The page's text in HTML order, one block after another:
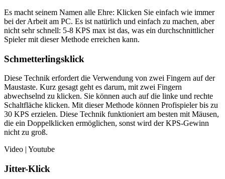
Es macht seinem Namen alle Ehre: Klicken Sie einfach wie immer
bei der Arbeit am PC. Es ist natürlich und einfach zu machen, aber
nicht sehr schnell: 5-8 KPS max ist das, was ein durchschnittlicher
Spieler mit dieser Methode erreichen kann.
Schmetterlingsklick
Diese Technik erfordert die Verwendung von zwei Fingern auf der
Maustaste. Kurz gesagt geht es darum, mit zwei Fingern
abwechselnd zu klicken. Sie können auch auf die linke und rechte
Schaltfläche klicken. Mit dieser Methode können Profispieler bis zu
30 KPS erzielen. Diese Technik funktioniert am besten mit Mäusen,
die ein Doppelklicken ermöglichen, sonst wird der KPS-Gewinn
nicht zu groß.
Video | Youtube
Jitter-Klick